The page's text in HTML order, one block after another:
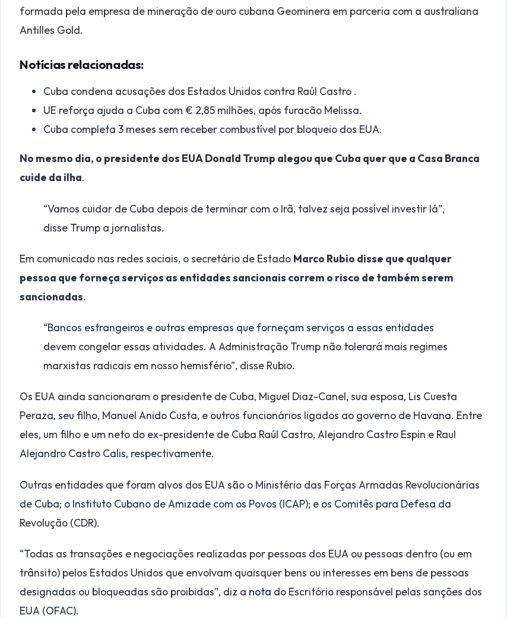
formada pela empresa de mineração de ouro cubana Geominera em parceria com a australiana
Antilles Gold.
Notícias relacionadas:
Cuba condena acusações dos Estados Unidos contra Raúl Castro .
UE reforça ajuda a Cuba com € 2,85 milhões, após furacão Melissa.
Cuba completa 3 meses sem receber combustível por bloqueio dos EUA.
No mesmo dia, o presidente dos EUA Donald Trump alegou que Cuba quer que a Casa Branca
cuide da ilha.
“Vamos cuidar de Cuba depois de terminar com o Irã, talvez seja possível investir lá”,
disse Trump a jornalistas.
Em comunicado nas redes sociais, o secretário de Estado Marco Rubio disse que qualquer
pessoa que forneça serviços as entidades sancionais correm o risco de também serem
sancionadas.
“Bancos estrangeiros e outras empresas que forneçam serviços a essas entidades
devem congelar essas atividades. A Administração Trump não tolerará mais regimes
marxistas radicais em nosso hemisfério”, disse Rubio.
Os EUA ainda sancionaram o presidente de Cuba, Miguel Diaz-Canel, sua esposa, Lis Cuesta
Peraza, seu filho, Manuel Anido Custa, e outros funcionários ligados ao governo de Havana. Entre
eles, um filho e um neto do ex-presidente de Cuba Raúl Castro, Alejandro Castro Espin e Raul
Alejandro Castro Calis, respectivamente.
Outras entidades que foram alvos dos EUA são o Ministério das Forças Armadas Revolucionárias
de Cuba; o Instituto Cubano de Amizade com os Povos (ICAP); e os Comitês para Defesa da
Revolução (CDR).
“Todas as transações e negociações realizadas por pessoas dos EUA ou pessoas dentro (ou em
trânsito) pelos Estados Unidos que envolvam quaisquer bens ou interesses em bens de pessoas
designadas ou bloqueadas são proibidas”, diz a nota do Escritório responsável pelas sanções dos
EUA (OFAC).